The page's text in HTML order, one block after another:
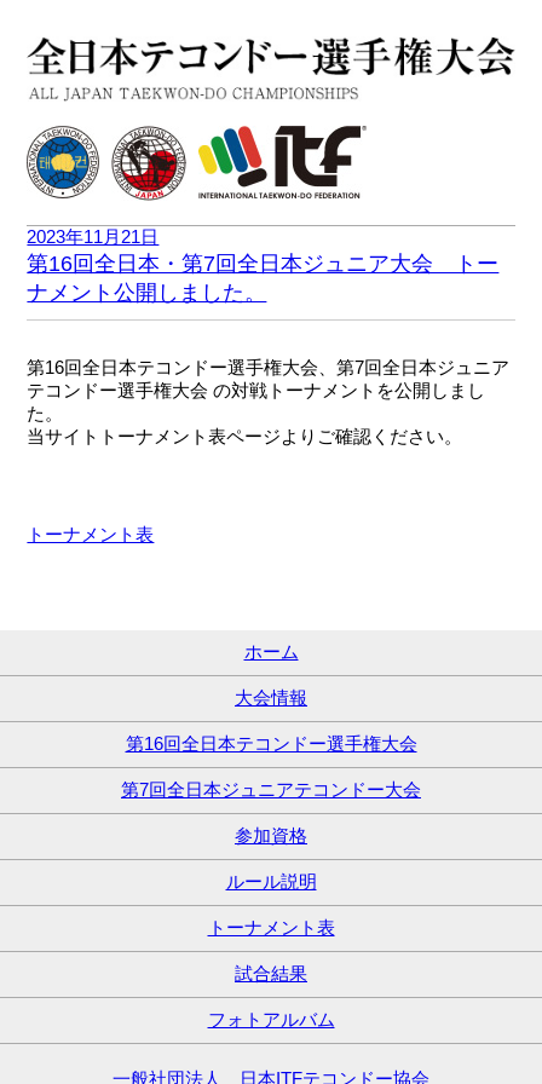
2023年11月21日
第16回全日本・第7回全日本ジュニア大会 トー
ナメント公開しました。
第16回全日本テコンドー選手権大会、第7回全日本ジュニア
テコンドー選手権大会 の対戦トーナメントを公開しまし
た。
当サイトトーナメント表ページよりご確認ください。
トーナメント表
ホーム
大会情報
第16回全日本テコンドー選手権大会
第7回全日本ジュニアテコンドー大会
参加資格
ルール説明
トーナメント表
試合結果
フォトアルバム
一般社団法人 日本ITFテコンドー協会